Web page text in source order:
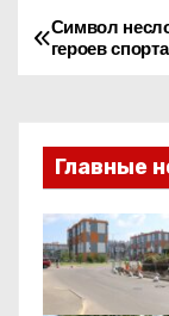
Н
в
и
г
а
Символ
героев спорта
Главные